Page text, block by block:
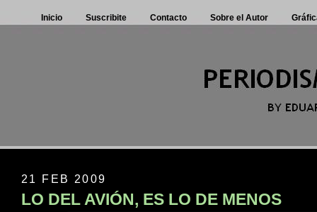
Inicio Suscribite Contacto Sobre el Autor
21 FEB 2009
LO DEL AVIÓN, ES LO DE MENOS